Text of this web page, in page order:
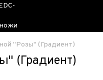
"Розы" (Градиент)
(Градиент)